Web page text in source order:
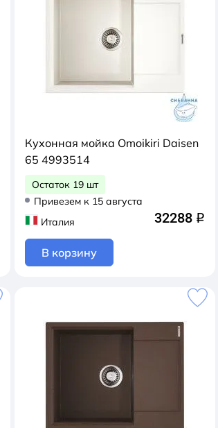
Кухонная мойка Omoikiri Daisen
65 4993514
Остаток 19 шт
Привезем к 15 августа
Италия
32288 q
В корзину